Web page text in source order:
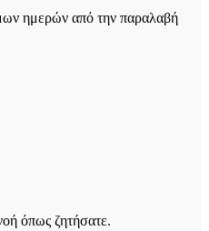
ημερών από την παραλαβή
ή όπως ζητήσατε.